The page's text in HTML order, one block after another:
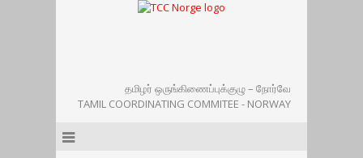
தமிழர் ஒருங்கிணைப்புக்குழு – நோர்வே
TAMIL COORDINATING COMMITEE - NORWAY